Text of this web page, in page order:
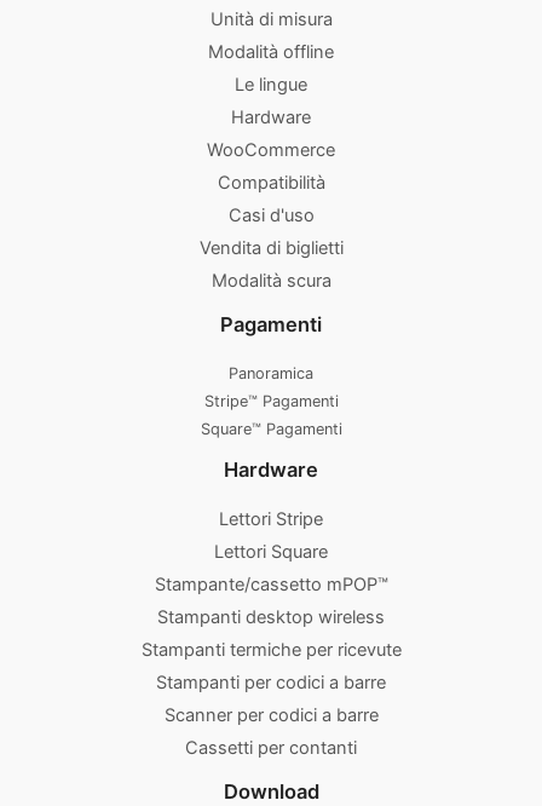
Unità di misura
Modalità offline
Le lingue
Hardware
WooCommerce
Compatibilità
Casi d'uso
Vendita di biglietti
Modalità scura
Pagamenti
Panoramica
Stripe™ Pagamenti
Square™ Pagamenti
Hardware
Lettori Stripe
Lettori Square
Stampante/cassetto mPOP™
Stampanti desktop wireless
Stampanti termiche per ricevute
Stampanti per codici a barre
Scanner per codici a barre
Cassetti per contanti
Download